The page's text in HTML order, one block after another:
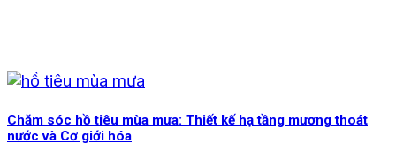
Chăm sóc hồ tiêu mùa mưa: Thiết kế hạ tầng mương thoát
nước và Cơ giới hóa